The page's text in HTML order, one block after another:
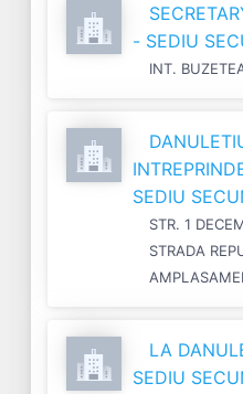
- SEDIU
INT.
SEDIU
STR. 1
STRADA
LA
SEDIU